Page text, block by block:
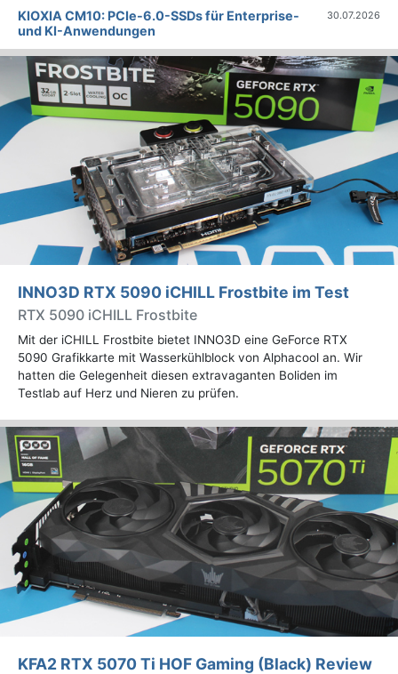
KIOXIA CM10: PCIe-6.0-SSDs für Enterprise-
und KI-Anwendungen
30.07.2026
INNO3D RTX 5090 iCHILL Frostbite im Test
RTX 5090 iCHILL Frostbite
Mit der iCHILL Frostbite bietet INNO3D eine GeForce RTX
5090 Grafikkarte mit Wasserkühlblock von Alphacool an. Wir
hatten die Gelegenheit diesen extravaganten Boliden im
Testlab auf Herz und Nieren zu prüfen.
KFA2 RTX 5070 Ti HOF Gaming (Black) Review